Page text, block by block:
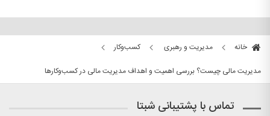
خانه مدیریت و رهبری
کسب‌وکار
مدیریت مالی چیست؟ بررسی اهمیت و اهداف مدیریت مالی در کسب‌وکارها
تماس با پشتیبانی شبتا